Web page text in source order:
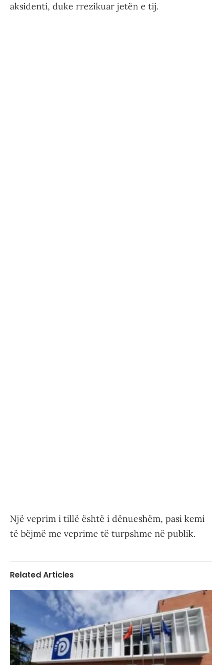
aksidenti, duke rrezikuar jetën e tij.
Një veprim i tillë është i dënueshëm, pasi kemi
të bëjmë me veprime të turpshme në publik.
Related Articles